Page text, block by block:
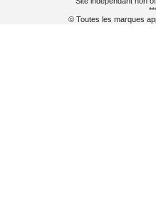
© Toutes les marques